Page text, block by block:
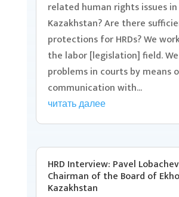
related human rights issues in
Kazakhstan? Are there
protections for HRDs? We
the labor [legislation] field.
problems in courts by means
communication with...
читать далее
HRD Interview: Pavel
Chairman of the Board of
Kazakhstan